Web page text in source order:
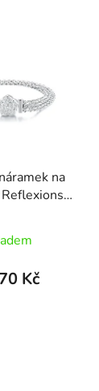
na
hodnocení
produktu
Kč